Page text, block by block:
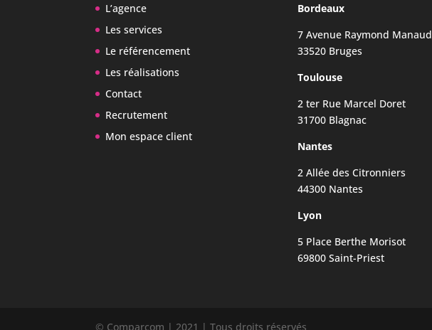
L’agence
Les services
Le référencement
Les réalisations
Contact
Recrutement
Mon espace client
Bordeaux
7 Avenue Raymond Manaud
33520 Bruges
Toulouse
2 ter Rue Marcel Doret
31700 Blagnac
Nantes
2 Allée des Citronniers
44300 Nantes
Lyon
5 Place Berthe Morisot
69800 Saint-Priest
© Comparcom | 2021 | Tous droits réservés